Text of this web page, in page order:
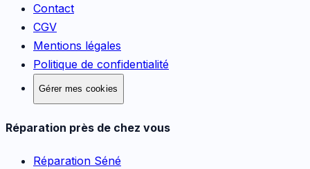
Contact
CGV
Mentions légales
Politique de confidentialité
Gérer mes cookies
Réparation près de chez vous
Réparation Séné